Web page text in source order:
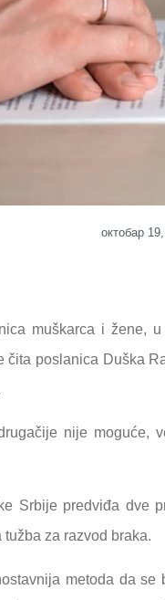
октобар
muškarca i žene,
čita poslanica Duška
nije
Srbije predviđa dve
za razvod braka.
metoda da